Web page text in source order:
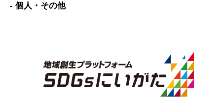
- 個人・その他